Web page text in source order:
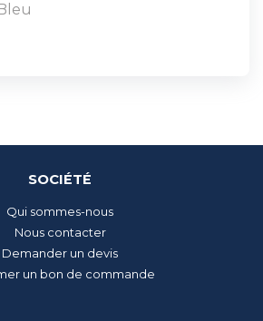
SOCIÉTÉ
Qui sommes-nous
Nous contacter
Demander un devis
un bon de commande